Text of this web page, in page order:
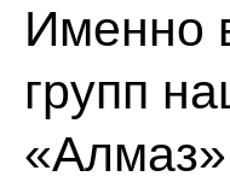
Именно
групп